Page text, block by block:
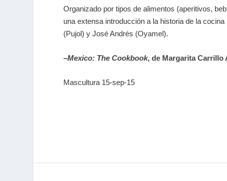
Organizado por tipos de alimentos (aperitivos,
una extensa introducción a la historia de la
(Pujol) y José Andrés (Oyamel).
–Mexico: The Cookbook, de Margarita Carrillo
Mascultura 15-sep-15